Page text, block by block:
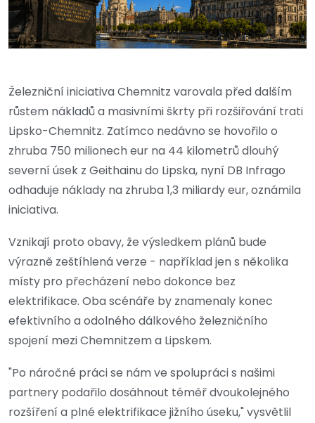
Železniční iniciativa Chemnitz varovala před dalším
růstem nákladů a masivními škrty při rozšiřování trati
Lipsko-Chemnitz. Zatímco nedávno se hovořilo o
zhruba 750 milionech eur na 44 kilometrů dlouhý
severní úsek z Geithainu do Lipska, nyní DB Infrago
odhaduje náklady na zhruba 1,3 miliardy eur, oznámila
iniciativa.
Vznikají proto obavy, že výsledkem plánů bude
výrazně zeštíhlená verze - například jen s několika
místy pro přecházení nebo dokonce bez
elektrifikace. Oba scénáře by znamenaly konec
efektivního a odolného dálkového železničního
spojení mezi Chemnitzem a Lipskem.
"Po náročné práci se nám ve spolupráci s našimi
partnery podařilo dosáhnout téměř dvoukolejného
rozšíření a plné elektrifikace jižního úseku," vysvětlil